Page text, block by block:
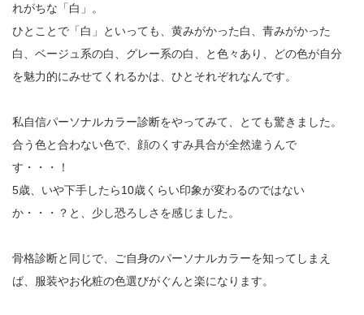
れがちな「白」。
ひとことで「白」といっても、黄みがかった白、青みがかった
白、ベージュ系の白、グレー系の白、と色々あり、どの色が自分
を魅力的にみせてくれるかは、ひとそれぞれなんです。
私自信パーソナルカラー診断をやってみて、とても驚きました。
合う色と合わない色で、顔のくすみ具合が全然違うんで
す・・・！
5歳、いや下手したら10歳くらい印象が変わるのではない
か・・・？と、少し恐ろしさを感じました。
骨格診断と同じで、ご自身のパーソナルカラーを知ってしまえ
ば、服装やお化粧の色選びがぐんと楽になります。